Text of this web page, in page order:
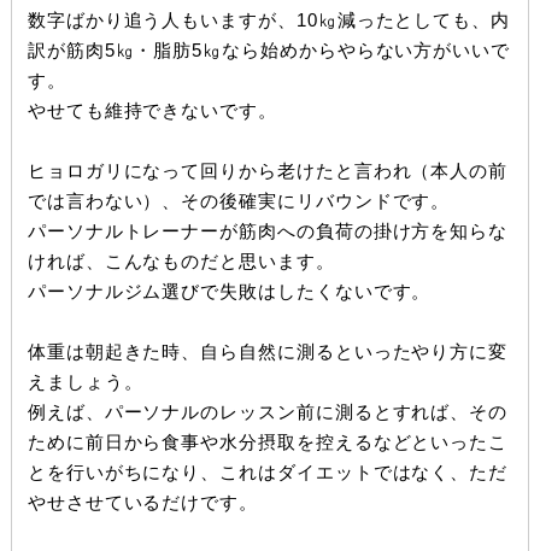
数字ばかり追う人もいますが、10㎏減ったとしても、内
訳が筋肉5㎏・脂肪5㎏なら始めからやらない方がいいで
す。
やせても維持できないです。
ヒョロガリになって回りから老けたと言われ（本人の前
では言わない）、その後確実にリバウンドです。
パーソナルトレーナーが筋肉への負荷の掛け方を知らな
ければ、こんなものだと思います。
パーソナルジム選びで失敗はしたくないです。
体重は朝起きた時、自ら自然に測るといったやり方に変
えましょう。
例えば、パーソナルのレッスン前に測るとすれば、その
ために前日から食事や水分摂取を控えるなどといったこ
とを行いがちになり、これはダイエットではなく、ただ
やせさせているだけです。